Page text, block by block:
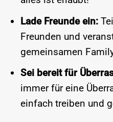
Lade Freunde ein:
Freunden und
gemeinsamen
Sei bereit für
immer für eine
einfach treiben und